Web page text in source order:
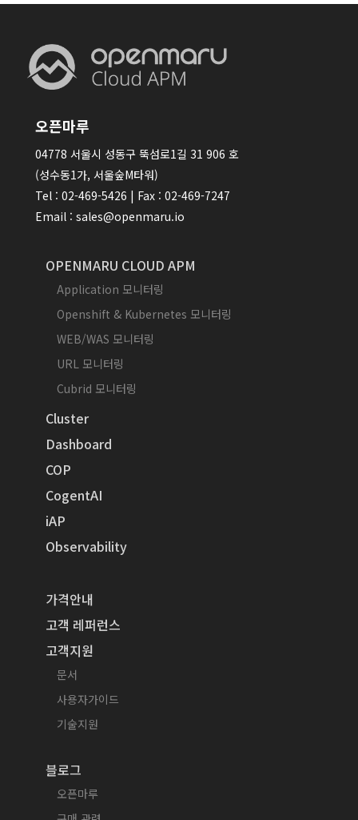
오픈마루
04778 서울시 성동구 뚝섬로1길 31 906 호
(성수동1가, 서울숲M타워)
Tel : 02-469-5426 | Fax : 02-469-7247
Email : sales@openmaru.io
OPENMARU CLOUD APM
Application 모니터링
Openshift & Kubernetes 모니터링
WEB/WAS 모니터링
URL 모니터링
Cubrid 모니터링
Cluster
Dashboard
COP
CogentAI
iAP
Observability
가격안내
고객 레퍼런스
고객지원
문서
사용자가이드
기술지원
블로그
오픈마루